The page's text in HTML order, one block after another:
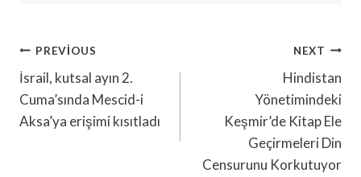
Yazı
Gezinmesi
PREVIOUS
İsrail, kutsal ayın 2.
Cuma’sında Mescid-i
Aksa’ya erişimi kısıtladı
NEXT
Hindistan
Yönetimindeki
Keşmir’de Kitap Ele
Geçirmeleri Din
Censurunu Korkutuyor